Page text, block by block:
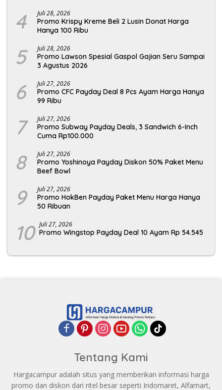
4 Juli 28, 2026
Promo Krispy Kreme Beli 2 Lusin Donat Harga
Hanya 100 Ribu
5 Juli 28, 2026
Promo Lawson Spesial Gaspol Gajian Seru Sampai
3 Agustus 2026
6 Juli 27, 2026
Promo CFC Payday Deal 8 Pcs Ayam Harga Hanya
99 Ribu
7 Juli 27, 2026
Promo Subway Payday Deals, 3 Sandwich 6-Inch
Cuma Rp100.000
8 Juli 27, 2026
Promo Yoshinoya Payday Diskon 50% Paket Menu
Beef Bowl
9 Juli 27, 2026
Promo HokBen Payday Paket Menu Harga Hanya
50 Ribuan
10 Juli 27, 2026
Promo Wingstop Payday Deal 10 Ayam Rp 54.545
Tentang Kami
Hargacampur adalah situs yang memberikan informasi harga
promo dan diskon dari ritel besar seperti Indomaret, Alfamart,